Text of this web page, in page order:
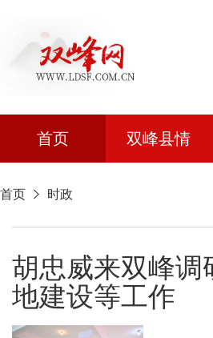
首页 双峰县情
首页 时政
胡忠威来双峰调
地建设等工作